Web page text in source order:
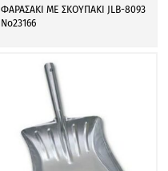
ΦΑΡΑΣΑΚΙ ΜΕ ΣΚΟΥΠΑΚΙ JLB-8093
Νο23166